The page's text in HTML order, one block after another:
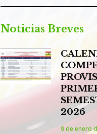
Noticias Breves
2026
9 de enero